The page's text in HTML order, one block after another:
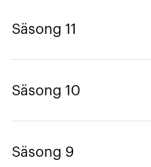
Säsong 11
Säsong 10
Säsong 9